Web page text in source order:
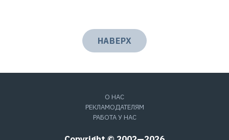
НАВЕРХ
О НАС
РЕКЛАМОДАТЕЛЯМ
РАБОТА У НАС